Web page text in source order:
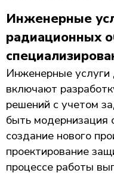
Инженерные
радиационных
Инженерные
включают
решений с учетом
быть модернизация
создание нового
проектирование
процессе работы